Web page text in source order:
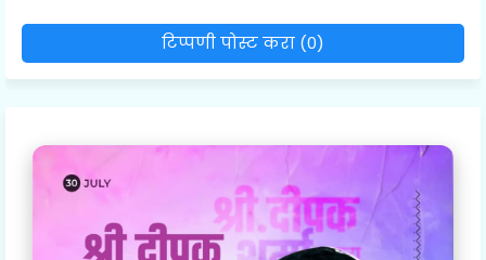
टिप्पणी पोस्ट करा (0)